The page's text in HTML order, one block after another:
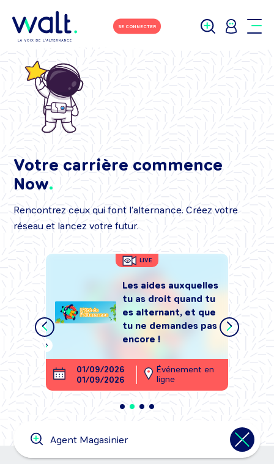
SE CONNECTER
Votre carrière commence
Now
Rencontrez ceux qui font l’alternance. Créez votre
réseau et lancez votre futur.
LIVE
Les aides auxquelles
tu as droit quand tu
es alternant, et que
tu ne demandes pas
encore !
01/09/2026
01/09/2026
Événement en
ligne
Tape ta recherche ici
Événement, formation, job,